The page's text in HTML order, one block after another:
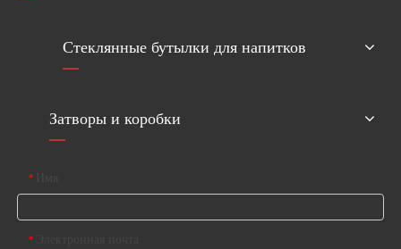
Стеклянные бутылки для напитков
Затворы и коробки
*
*